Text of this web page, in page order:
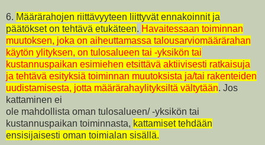
6. Määrärahojen riittävyyteen liittyvät ennakoinnit ja
päätökset on tehtävä etukäteen. Havaitessaan toiminnan
muutoksen, joka on aiheuttamassa talousarviomäärärahan
käytön ylityksen, on tulosalueen tai -yksikön tai
kustannuspaikan esimiehen etsittävä aktiivisesti ratkaisuja
ja tehtävä esityksiä toiminnan muutoksista ja/tai rakenteiden
uudistamisesta, jotta määrärahaylityksiltä vältytään. Jos
kattaminen ei
ole mahdollista oman tulosalueen/ -yksikön tai
kustannuspaikan toiminnasta, kattamiset tehdään
ensisijaisesti oman toimialan sisällä.